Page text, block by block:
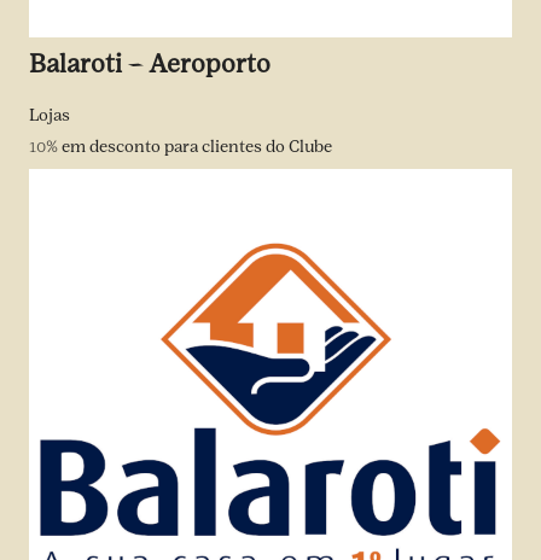
Balaroti – Aeroporto
Lojas
10%em desconto para clientes do Clube